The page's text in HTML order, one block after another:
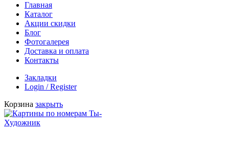
Главная
Каталог
Акции скидки
Блог
Фотогалерея
Доставка и оплата
Контакты
Закладки
Login / Register
Корзина закрыть